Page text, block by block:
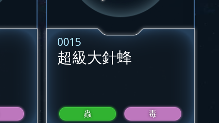
0015
超級大針蜂
蟲 毒